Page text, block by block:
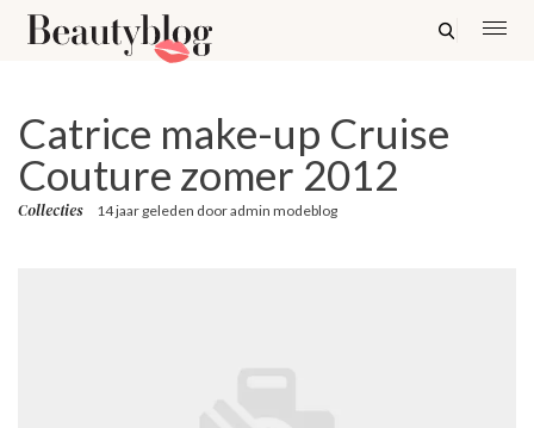
Catrice make-up Cruise
Couture zomer 2012
Collecties 14 jaar geleden dooradmin modeblog